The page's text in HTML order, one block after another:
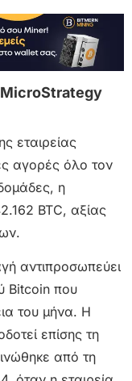
εταιρείας
αγορές όλο τον
η
BTC, αξίας
αντιπροσωπεύει
Bitcoin που
του μήνα. Η
επίσης τη
από τη